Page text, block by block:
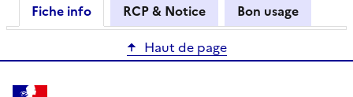
Fiche info RCP & Notice
Bon usage
Haut de page